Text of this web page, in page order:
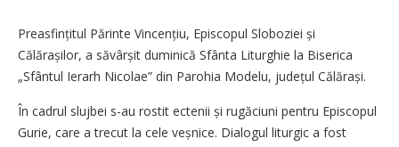
Preasfințitul Părinte Vincențiu, Episcopul Sloboziei și
Călărașilor, a săvârșit duminică Sfânta Liturghie la Biserica
„Sfântul Ierarh Nicolae” din Parohia Modelu, județul Călărași.
În cadrul slujbei s-au rostit ectenii și rugăciuni pentru Episcopul
Gurie, care a trecut la cele veșnice. Dialogul liturgic a fost